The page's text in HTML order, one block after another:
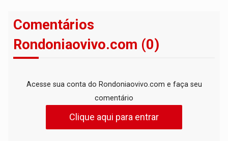
Comentários
Rondoniaovivo.com (0)
Acesse sua conta do Rondoniaovivo.com e faça seu
comentário
Clique aqui para entrar